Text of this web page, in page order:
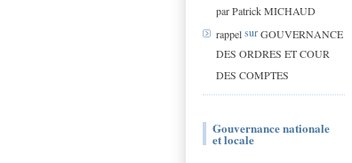
par Patrick MICHAUD
rappelsurGOUVERNANCE
DES ORDRES ET COUR
DES COMPTES
Gouvernance nationale
et locale